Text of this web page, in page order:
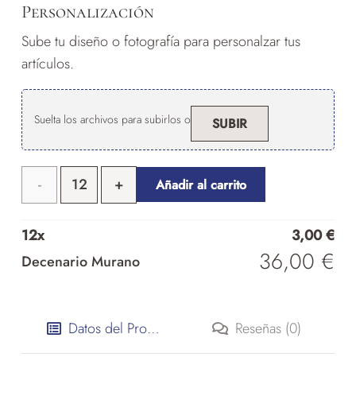
Personalización
Sube tu diseño o fotografía para personalzar tus
artículos.
Suelta los archivos para subirlos o SUBIR
Decenario
cantidad
Añadir al carrito
12x 3,00€
Decenario Murano
36,00 €
Datos del Producto Reseñas (0)